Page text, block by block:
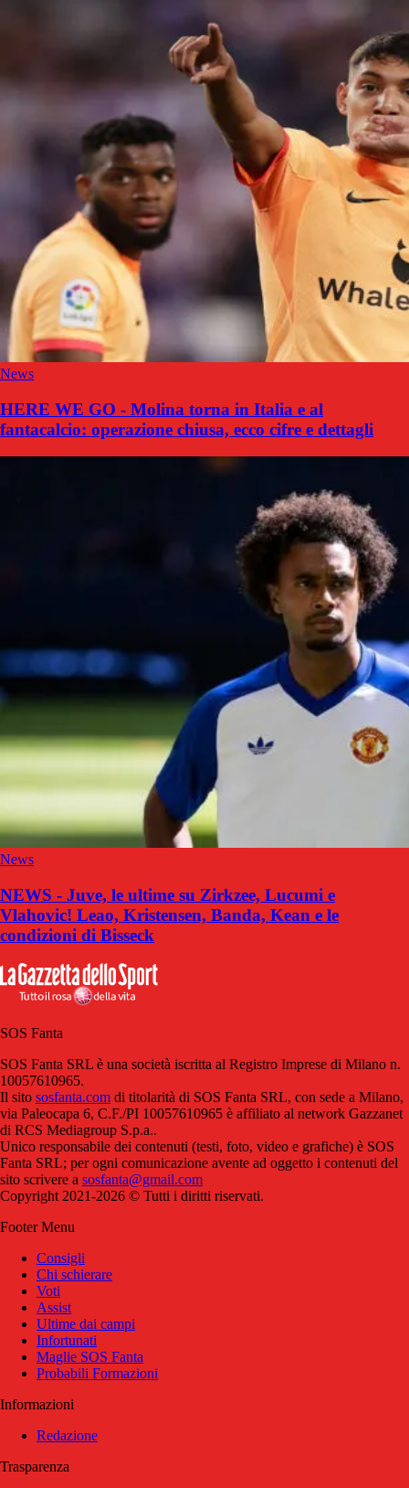
News
HERE WE GO - Molina torna in Italia e al
fantacalcio: operazione chiusa, ecco cifre e dettagli
News
NEWS - Juve, le ultime su Zirkzee, Lucumi e
Vlahovic! Leao, Kristensen, Banda, Kean e le
condizioni di Bisseck
SOS Fanta
SOS Fanta SRL è una società iscritta al Registro Imprese di Milano n.
10057610965.
Il sito sosfanta.com di titolarità di SOS Fanta SRL, con sede a Milano,
via Paleocapa 6, C.F./PI 10057610965 è affiliato al network Gazzanet
di RCS Mediagroup S.p.a..
Unico responsabile dei contenuti (testi, foto, video e grafiche) è SOS
Fanta SRL; per ogni comunicazione avente ad oggetto i contenuti del
sito scrivere a sosfanta@gmail.com
Copyright 2021-2026 © Tutti i diritti riservati.
Footer Menu
Consigli
Chi schierare
Voti
Assist
Ultime dai campi
Infortunati
Maglie SOS Fanta
Probabili Formazioni
Informazioni
Redazione
Trasparenza